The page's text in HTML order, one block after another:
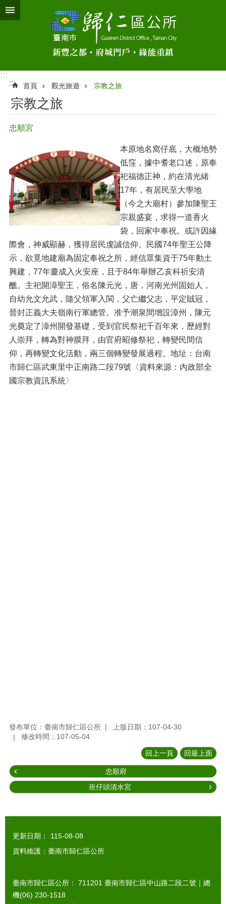
跳到主要內容區塊
:::
:::
首頁 觀光旅遊 宗教之旅
宗教之旅
忠順宮
本原地名窩仔底，大概地勢
低窪，據中耆老口述，原奉
祀福德正神，約在清光緒
17年，有居民至大學地
（今之大廟村）參加陳聖王
宗親盛宴，求得一道香火
袋，回家中奉祝。或許因緣
際會，神威顯赫，獲得居民虔誠信仰。民國74年聖王公降
示，欲覓地建廟為固定奉祝之所，經信眾集資于75年動土
興建，77年慶成入火安座，且于84年舉辦乙亥科祈安清
醮。主祀開漳聖王，俗名陳元光，唐，河南光州固始人，
自幼允文允武，隨父領軍入閩，父亡繼父志，平定賊冠，
晉封正義大夫嶺南行軍總管。准予潮泉間增設漳州，陳元
光奠定了漳州開發基礎，受到官民祭祀千百年來，歷經對
人崇拜，轉為對神膜拜，由官府昭修祭祀，轉變民間信
仰，再轉變文化活動，兩三個轉變發展過程。地址：台南
市歸仁區武東里中正南路二段79號〈資料來源：內政部全
國宗教資訊系統〉
發布單位：臺南市歸仁區公所
上版日期：107-04-30
修改時間：107-05-04
回上一頁 回最上面
忠順府
崁仔頭清水宮
:::
更新日期：
115-08-08
資料維護：臺南市歸仁區公所
臺南市歸仁區公所： 711201 臺南市歸仁區中山路二段二號｜總
機(06) 230-1518